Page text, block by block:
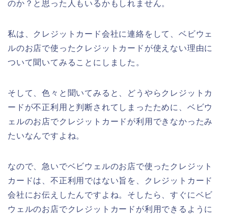
のか？と思った人もいるかもしれません。
私は、クレジットカード会社に連絡をして、ベビウェ
ルのお店で使ったクレジットカードが使えない理由に
ついて聞いてみることにしました。
そして、色々と聞いてみると、どうやらクレジットカ
ードが不正利用と判断されてしまったために、ベビウ
ェルのお店でクレジットカードが利用できなかったみ
たいなんですよね。
なので、急いでベビウェルのお店で使ったクレジット
カードは、不正利用ではない旨を、クレジットカード
会社にお伝えしたんですよね。そしたら、すぐにベビ
ウェルのお店でクレジットカードが利用できるように